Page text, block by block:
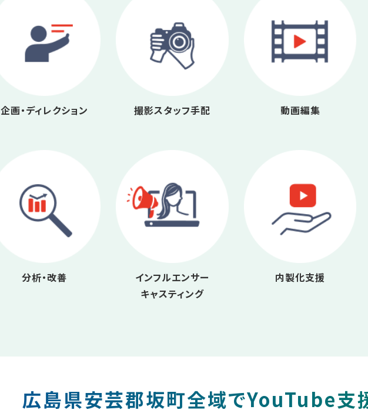
企画・ディレクション 撮影スタッフ手配 動画編集
分析・改善
インフルエンサー
キャスティング
内製化支援
広島県安芸郡坂町全域でYouTube支